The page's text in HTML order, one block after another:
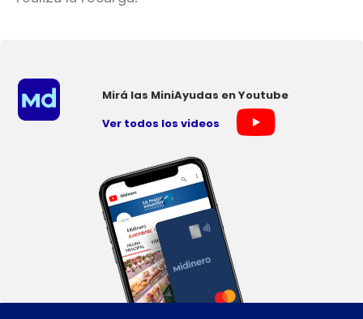
Mirá las MiniAyudas en Youtube
Ver todos los videos